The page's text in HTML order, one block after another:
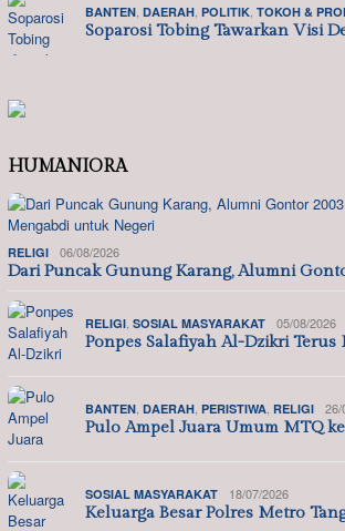
BANTEN DAERAH POLITIK TOKOH &
Soparosi Tobing Tawarkan Visi
HUMANIORA
RELIGI 06/08/2026
Dari Puncak Gunung Karang, Alumni
RELIGI, SOSIAL MASYARAKAT 05/08/2026
Ponpes Salafiyah Al-Dzikri Terus
BANTEN, DAERAH, PERISTIWA, RELIGI 26/
Pulo Ampel Juara Umum MTQ
SOSIAL MASYARAKAT 18/07/2026
Keluarga Besar Polres Metro